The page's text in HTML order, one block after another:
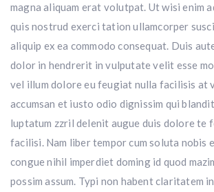
magna aliquam erat volutpat. Ut wisi enim
quis nostrud exerci tation ullamcorper
aliquip ex ea commodo consequat. Duis
dolor in hendrerit in vulputate velit esse
vel illum dolore eu feugiat nulla facilisis at
accumsan et iusto odio dignissim qui
luptatum zzril delenit augue duis dolore te
facilisi. Nam liber tempor cum soluta nobis
congue nihil imperdiet doming id quod
possim assum. Typi non habent claritatem